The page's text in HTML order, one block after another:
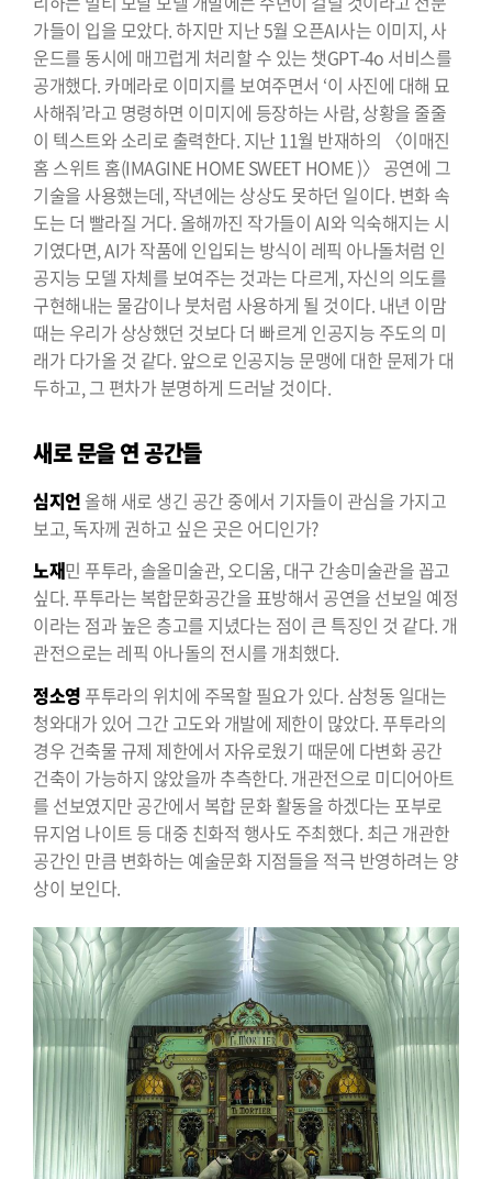
가들이 입을 모았다. 하지만 지난 5월 오픈AI사는 이미지, 사
운드를 동시에 매끄럽게 처리할 수 있는 챗GPT-4o 서비스를
공개했다. 카메라로 이미지를 보여주면서 ‘이 사진에 대해 묘
사해줘’라고 명령하면 이미지에 등장하는 사람, 상황을 줄줄
이 텍스트와 소리로 출력한다. 지난 11월 반재하의 〈이매진
홈 스위트 홈(IMAGINE HOME SWEET HOME )〉 공연에 그
기술을 사용했는데, 작년에는 상상도 못하던 일이다. 변화 속
도는 더 빨라질 거다. 올해까진 작가들이 AI와 익숙해지는 시
기였다면, AI가 작품에 인입되는 방식이 레픽 아나돌처럼 인
공지능 모델 자체를 보여주는 것과는 다르게, 자신의 의도를
구현해내는 물감이나 붓처럼 사용하게 될 것이다. 내년 이맘
때는 우리가 상상했던 것보다 더 빠르게 인공지능 주도의 미
래가 다가올 것 같다. 앞으로 인공지능 문맹에 대한 문제가 대
두하고, 그 편차가 분명하게 드러날 것이다.
새로 문을 연 공간들
심지언 올해 새로 생긴 공간 중에서 기자들이 관심을 가지고
보고, 독자께 권하고 싶은 곳은 어디인가?
노재민 푸투라, 솔올미술관, 오디움, 대구 간송미술관을 꼽고
싶다. 푸투라는 복합문화공간을 표방해서 공연을 선보일 예정
이라는 점과 높은 층고를 지녔다는 점이 큰 특징인 것 같다. 개
관전으로는 레픽 아나돌의 전시를 개최했다.
정소영 푸투라의 위치에 주목할 필요가 있다. 삼청동 일대는
청와대가 있어 그간 고도와 개발에 제한이 많았다. 푸투라의
경우 건축물 규제 제한에서 자유로웠기 때문에 다변화 공간
건축이 가능하지 않았을까 추측한다. 개관전으로 미디어아트
를 선보였지만 공간에서 복합 문화 활동을 하겠다는 포부로
뮤지엄 나이트 등 대중 친화적 행사도 주최했다. 최근 개관한
공간인 만큼 변화하는 예술문화 지점들을 적극 반영하려는 양
상이 보인다.